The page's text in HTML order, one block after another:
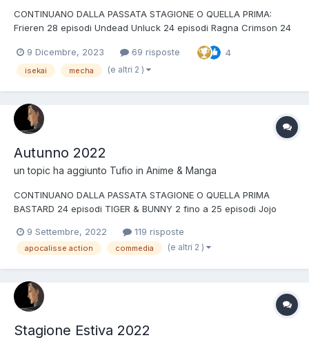
CONTINUANO DALLA PASSATA STAGIONE O QUELLA PRIMA:
Frieren 28 episodi Undead Unluck 24 episodi Ragna Crimson 24
SYNDUALITY Noir altri 12 episodi Firefighter Daigo: Rescuer in
Orange tanti? episodi Shangri-La Frontier ?(ma continua ad...
9 Dicembre, 2023 69 risposte 4
isekai mecha (e altri 2 )
Autunno 2022
un topic ha aggiunto Tufio in Anime & Manga
CONTINUANO DALLA PASSATA STAGIONE O QUELLA PRIMA
BASTARD 24 episodi TIGER & BUNNY 2 fino a 25 episodi Jojo
the Biscuit Hammer 24 episodi The Maid I Hired Recently Is
Mysterious 12 episodi Fuuto Tantei KAMEN RIDER W 12...
9 Settembre, 2022 119 risposte
apocalisse action commedia (e altri 2 )
Stagione Estiva 2022